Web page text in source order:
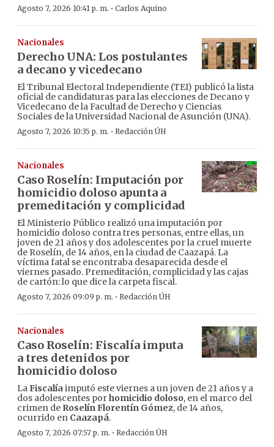
Agosto 7, 2026 10:41 p. m. · Carlos Aquino
Nacionales
Derecho UNA: Los postulantes
a decano y vicedecano
El Tribunal Electoral Independiente (TEI) publicó la lista
oficial de candidaturas para las elecciones de Decano y
Vicedecano de la Facultad de Derecho y Ciencias
Sociales de la Universidad Nacional de Asunción (UNA).
Agosto 7, 2026 10:35 p. m. · Redacción ÚH
Nacionales
Caso Roselín: Imputación por
homicidio doloso apunta a
premeditación y complicidad
El Ministerio Público realizó una imputación por
homicidio doloso contra tres personas, entre ellas, un
joven de 21 años y dos adolescentes por la cruel muerte
de Roselín, de 14 años, en la ciudad de Caazapá. La
víctima fatal se encontraba desaparecida desde el
viernes pasado. Premeditación, complicidad y las cajas
de cartón: lo que dice la carpeta fiscal.
Agosto 7, 2026 09:09 p. m. · Redacción ÚH
Nacionales
Caso Roselín: Fiscalía imputa
a tres detenidos por
homicidio doloso
LaFiscalíaimputó este viernes a un joven de 21 años y a
dos adolescentes porhomicidio doloso, en el marco del
crimen de Roselín Florentín Gómez, de 14 años,
ocurrido en Caazapá.
Agosto 7, 2026 07:57 p. m. · Redacción ÚH